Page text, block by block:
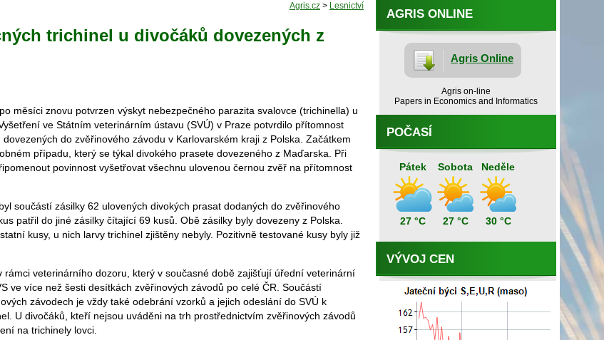
Agris.cz > Lesnictví
trichinel u divočáků dovezených z
měsíci znovu potvrzen výskyt nebezpečného parazita svalovce (trichinella) u
ve Státním veterinárním ústavu (SVÚ) v Praze potvrdilo přítomnost
do zvěřinového závodu v Karlovarském kraji z Polska. Začátkem
případu, který se týkal divokého prasete dovezeného z Maďarska. Při
povinnost vyšetřovat všechnu ulovenou černou zvěř na přítomnost
součástí zásilky 62 ulovených divokých prasat dodaných do zvěřinového
patřil do jiné zásilky čítající 69 kusů. Obě zásilky byly dovezeny z Polska.
kusy, u nich larvy trichinel zjištěny nebyly. Pozitivně testované kusy byly již
rámci veterinárního dozoru, který v současné době zajišťují úřední veterinární
ve více než šesti desítkách zvěřinových závodů po celé ČR. Součástí
závodech je vždy také odebrání vzorků a jejich odeslání do SVÚ k
U divočáků, kteří nejsou uváděni na trh prostřednictvím zvěřinových závodů
na trichinely lovci.
AGRIS ONLINE
Agris Online
Agris on-line
Papers in Economics and Informatics
POČASÍ
Pátek
27 °C
Sobota
27 °C
Neděle
30 °C
VÝVOJ CEN